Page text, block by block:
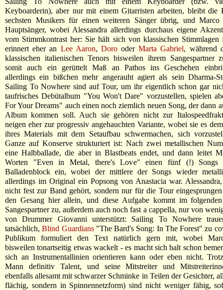
Keyboarderin), aber nur mit einem Gitarristen arbeiten, bleibt die
sechsten Musikers für einen weiteren Sänger übrig, und
Hauptsänger, wobei Alessandra allerdings durchaus eigene
vom Stimmkontrast her: Sie hält sich von klassischen Stimmlagen
erinnert eher an Lee Aaron, DorooderMarta Gabriel, während
klassischen italienischen Tenors bisweilen ihrem Sangespartner
somit auch ein gerüttelt Maß an Pathos ins Geschehen
allerdings ein bißchen mehr angerauht agiert als sein Dharma-
Sailing To Nowhere sind auf Tour, um ihr eigentlich schon gar
taufrisches Debütalbum "You Won't Dare" vorzustellen, spielen
For Your Dreams" auch einen noch ziemlich neuen Song, der dann
Album kommen soll. Auch sie gehören nicht zur
neigen eher zur progressiv angehauchten Variante, wobei sie es
ihres Materials mit dem Setaufbau schwermachen, sich
Ganze auf Konserve strukturiert ist: Nach zwei metallischen
eine Halbballade, die aber in Blastbeats endet, und dann leitet
Worten "Even in Metal, there's Love" einen fünf (!) Songs
Balladenblock ein, wobei der mittlere der Songs wieder
allerdings im Original ein Popsong von Anastacia war.
nicht fest zur Band gehört, sondern nur für die Tour
den Gesang hier allein, und diese Aufgabe kommt im
Sangespartner zu, außerdem auch noch fast a cappella, nur von
von Drummer Giovanni unterstützt: Sailing To Nowhere
tatsächlich,Blind Guardians"The Bard's Song: In The Forest" zu
Publikum formuliert den Text natürlich gern mit, wobei
bisweilen tonartseitig etwas wackelt - es macht sich halt schon
sich an Instrumentallinien orientieren kann oder eben nicht.
Mann definitiv Talent, und seine Mitstreiter und
ebenfalls allesamt mit schwarzer Schminke in Teilen der Gesichter,
flächig, sondern in Spinnennetzform) sind nicht weniger fähig,